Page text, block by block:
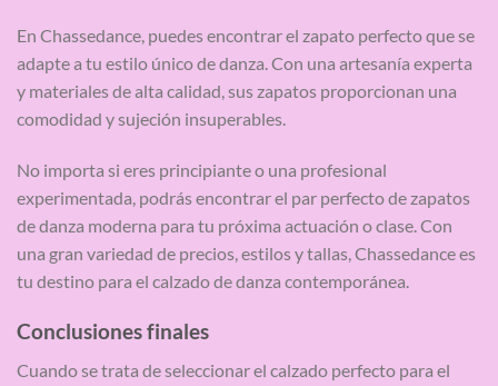
En Chassedance, puedes encontrar el zapato perfecto que se
adapte a tu estilo único de danza. Con una artesanía experta
y materiales de alta calidad, sus zapatos proporcionan una
comodidad y sujeción insuperables.
No importa si eres principiante o una profesional
experimentada, podrás encontrar el par perfecto de zapatos
de danza moderna para tu próxima actuación o clase. Con
una gran variedad de precios, estilos y tallas, Chassedance es
tu destino para el calzado de danza contemporánea.
Conclusiones finales
Cuando se trata de seleccionar el calzado perfecto para el